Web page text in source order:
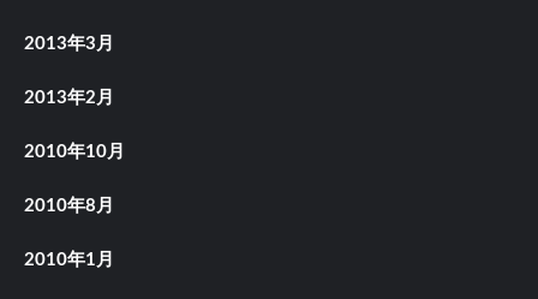
2013年3月
2013年2月
2010年10月
2010年8月
2010年1月